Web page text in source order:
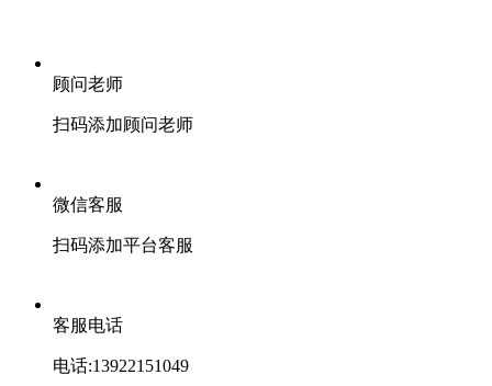
顾问老师
扫码添加顾问老师
微信客服
扫码添加平台客服
客服电话
电话:13922151049